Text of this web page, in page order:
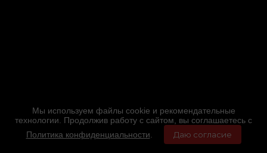
Мы используем файлы cookie и рекомендательные
технологии. Продолжив работу с сайтом, вы соглашаетесь с
Политика конфиденциальности
Даю согласие